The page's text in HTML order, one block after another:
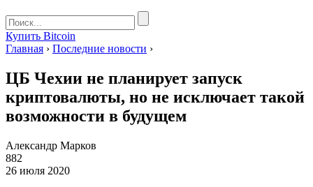
Купить Bitcoin
Главная › Последние новости ›
ЦБ Чехии не планирует запуск
криптовалюты, но не исключает такой
возможности в будущем
Александр Марков
882
26 июля 2020